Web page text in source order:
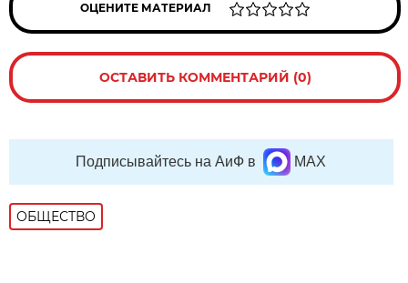
ОЦЕНИТЕ МАТЕРИАЛ
ОСТАВИТЬ КОММЕНТАРИЙ (0)
Подписывайтесь на АиФ в MAX
ОБЩЕСТВО